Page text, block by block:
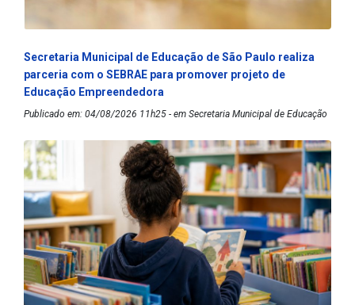
Secretaria Municipal de Educação de São Paulo realiza
parceria com o SEBRAE para promover projeto de
Educação Empreendedora
Publicado em: 04/08/2026 11h25 - em Secretaria Municipal de Educação